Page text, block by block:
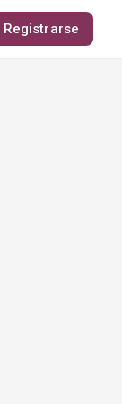
Registrarse